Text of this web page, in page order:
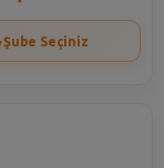
Şube Seçiniz